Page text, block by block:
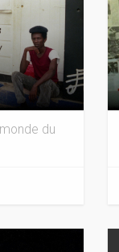
du